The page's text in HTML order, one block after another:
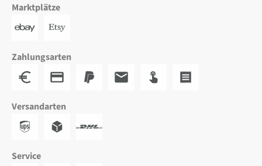
Marktplätze
Zahlungsarten
Versandarten
Service